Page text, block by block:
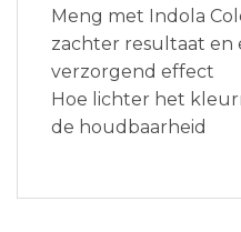
Meng met Indola
zachter resultaat en
verzorgend effect
Hoe lichter het
de houdbaarheid